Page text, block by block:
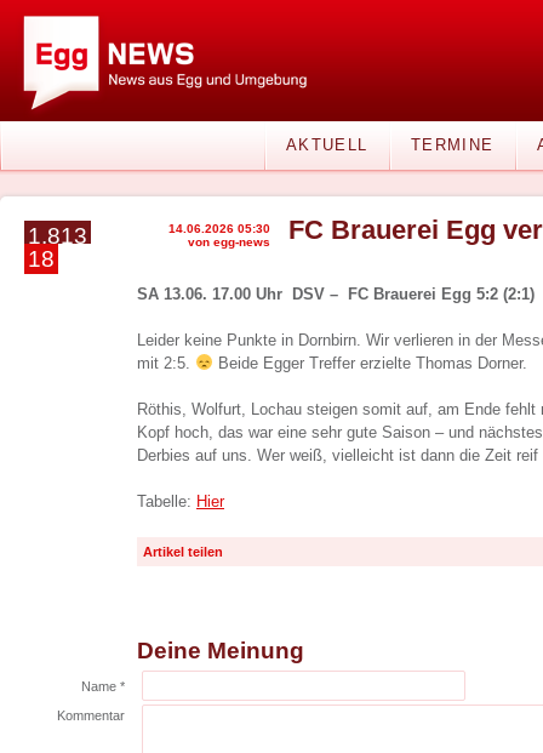
AKTUELL TERMINE
1.813
18
14.06.2026 05:30
von egg-news
FC Brauerei Egg
SA 13.06. 17.00 Uhr DSV – FC Brauerei Egg 5:2 (2:1)
Leider keine Punkte in Dornbirn. Wir verlieren in der
mit 2:5.
Beide Egger Treffer erzielte Thomas Dorner.
Röthis, Wolfurt, Lochau steigen somit auf, am Ende
Kopf hoch, das war eine sehr gute Saison – und
Derbies auf uns. Wer weiß, vielleicht ist dann die Zeit
Tabelle: Hier
Artikel teilen
Deine Meinung
Name *
Kommentar